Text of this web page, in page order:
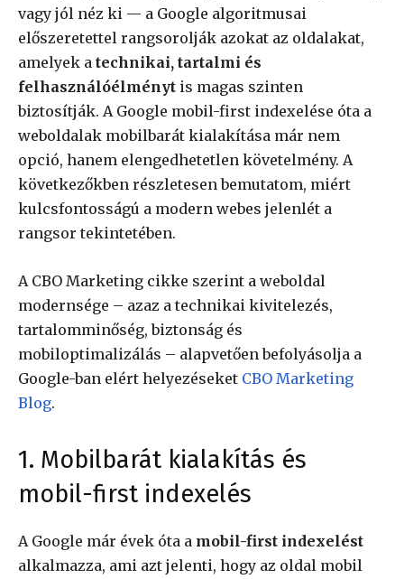
vagy jól néz ki — a Google algoritmusai
előszeretettel rangsorolják azokat az oldalakat,
amelyek a technikai, tartalmi és
felhasználóélményt is magas szinten
biztosítják. A Google mobil-first indexelése óta a
weboldalak mobilbarát kialakítása már nem
opció, hanem elengedhetetlen követelmény. A
következőkben részletesen bemutatom, miért
kulcsfontosságú a modern webes jelenlét a
rangsor tekintetében.
A CBO Marketing cikke szerint a weboldal
modernsége – azaz a technikai kivitelezés,
tartalomminőség, biztonság és
mobiloptimalizálás – alapvetően befolyásolja a
Google-ban elért helyezéseket CBO Marketing
Blog.
1. Mobilbarát kialakítás és
mobil-first indexelés
A Google már évek óta a mobil-first indexelést
alkalmazza, ami azt jelenti, hogy az oldal mobil